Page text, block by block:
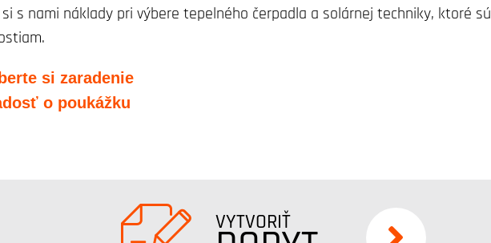
s nami náklady pri výbere tepelného čerpadla a solárnej techniky, ktoré
si zaradenie
o poukážku
VYTVORIŤ